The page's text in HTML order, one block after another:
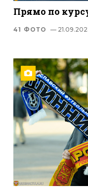
Прямо по
41 ФОТО —